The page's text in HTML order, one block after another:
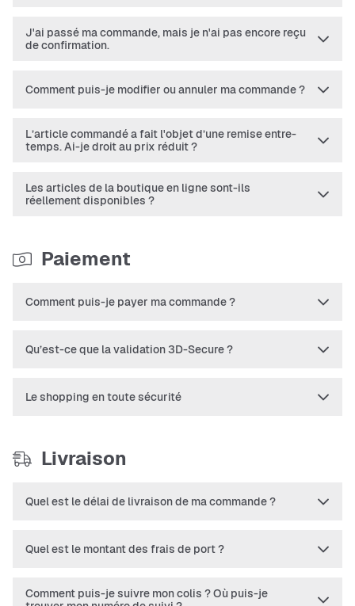
J'ai passé ma commande, mais je n'ai pas encore reçu
de confirmation.
Comment puis-je modifier ou annuler ma commande ?
L’article commandé a fait l'objet d’une remise entre-
temps. Ai-je droit au prix réduit ?
Les articles de la boutique en ligne sont-ils
réellement disponibles ?
Paiement
Comment puis-je payer ma commande ?
Qu’est-ce que la validation 3D-Secure ?
Le shopping en toute sécurité
Livraison
Quel est le délai de livraison de ma commande ?
Quel est le montant des frais de port ?
Comment puis-je suivre mon colis ? Où puis-je